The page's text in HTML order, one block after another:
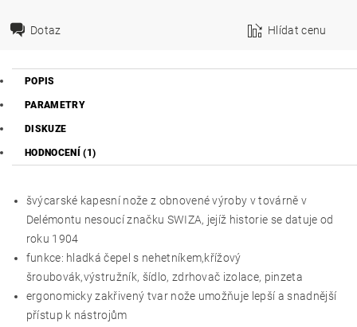
Dotaz Hlídat cenu
POPIS
PARAMETRY
DISKUZE
HODNOCENÍ (1)
švýcarské kapesní nože z obnovené výroby v továrně v
Delémontu nesoucí značku SWIZA, jejíž historie se datuje od
roku 1904
funkce: hladká čepel s nehetníkem,křížový
šroubovák,výstružník, šídlo, zdrhovač izolace, pinzeta
ergonomicky zakřivený tvar nože umožňuje lepší a snadnější
přístup k nástrojům